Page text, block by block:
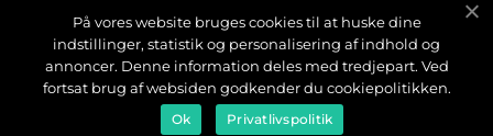
Cookies
Kontakta oss
Sitemap
På vores website bruges cookies til at huske dine
indstillinger, statistik og personalisering af indhold og
annoncer. Denne information deles med tredjepart. Ved
fortsat brug af websiden godkender du cookiepolitikken.
Ok Privatlivspolitik